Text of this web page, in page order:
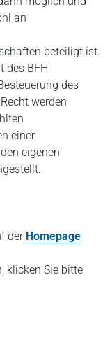
an
beteiligt ist.
des BFH
des
werden
einer
eigenen
der Homepage
klicken Sie bitte